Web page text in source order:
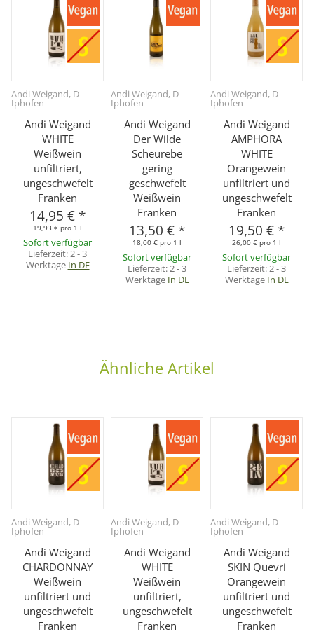
Andi Weigand, D-
Iphofen
Andi Weigand
WHITE
Weißwein
unfiltriert,
ungeschwefelt
Franken
14,95 € *
19,93 € pro 1 l
Sofort verfügbar
Lieferzeit:2 - 3
Werktage In DE
Andi Weigand, D-
Iphofen
Andi Weigand
Der Wilde
Scheurebe
gering
geschwefelt
Weißwein
Franken
13,50 € *
18,00 € pro 1 l
Sofort verfügbar
Lieferzeit:2 - 3
Werktage In DE
Andi Weigand, D-
Iphofen
Andi Weigand
AMPHORA
WHITE
Orangewein
unfiltriert und
ungeschwefelt
Franken
19,50 € *
26,00 € pro 1 l
Sofort verfügbar
Lieferzeit:2 - 3
Werktage In DE
Ähnliche Artikel
Andi Weigand, D-
Iphofen
Andi Weigand
CHARDONNAY
Weißwein
unfiltriert und
ungeschwefelt
Franken
Andi Weigand, D-
Iphofen
Andi Weigand
WHITE
Weißwein
unfiltriert,
ungeschwefelt
Franken
Andi Weigand, D-
Iphofen
Andi Weigand
SKIN Quevri
Orangewein
unfiltriert und
ungeschwefelt
Franken